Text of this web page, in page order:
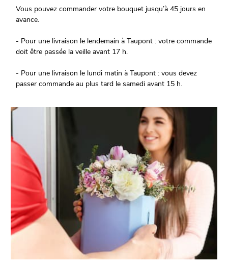
Vous pouvez commander votre bouquet jusqu’à 45 jours en
avance.
- Pour une livraison le lendemain à Taupont : votre commande
doit être passée la veille avant 17 h.
- Pour une livraison le lundi matin à Taupont : vous devez
passer commande au plus tard le samedi avant 15 h.